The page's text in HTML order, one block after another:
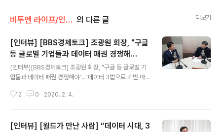
비투엔 라이프/인터뷰 의 다른 글 더보기
[인터뷰] [BBS경제토크] 조광원 회장, "구글
등 글로벌 기업들과 데이터 패권 경쟁해
야"..."데이터 3법으로 기반 마련"
[인터뷰][BBS경제토크] 조광원 회장, "구글 등 글로벌 기
업들과 데이터 패권 경쟁해야"..."데이터 3법으로 기반 마
표)■ 진행 : 신두식 경제산업부장 신두식 : BBS 경제토크
녕하세요? 조광원입니다. 신두식 : 한국데이터산업협회, 조
2 0 2020. 2. 4.
[인터뷰] [월드가 만난 사람] “데이터 시대, 3